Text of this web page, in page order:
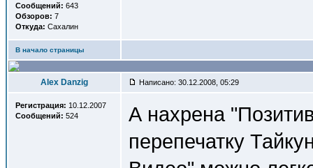
Сообщений: 643
Обзоров: 7
Откуда: Сахалин
В начало страницы
Alex Danzig Написано: 30.12.2008, 05:29
Регистрация: 10.12.2007
Сообщений: 524
А нахрена
перепечатку